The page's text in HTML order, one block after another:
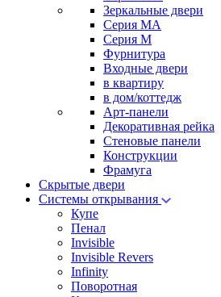
Зеркальные двери
Серия MA
Серия M
Фурнитура
Входные двери
в квартиру
в дом/коттедж
Арт-панели
Декоративная рейка
Стеновые панели
Конструкции
Фрамуга
Скрытые двери
Системы открывания
Купе
Пенал
Invisible
Invisible Revers
Infinity
Поворотная